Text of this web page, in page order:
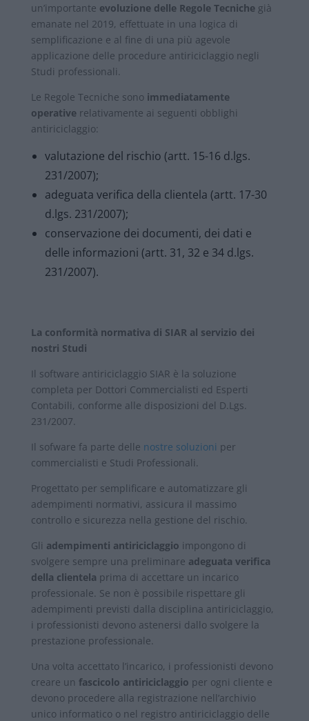
un’importante evoluzione delle Regole Tecnichegià
emanate nel 2019, effettuate in una logica di
semplificazione e al fine di una più agevole
applicazione delle procedure antiriciclaggio negli
Studi professionali.
Le Regole Tecniche sono immediatamente
operativerelativamente ai seguenti obblighi
antiriciclaggio:
valutazione del rischio (artt. 15-16 d.lgs.
231/2007);
adeguata verifica della clientela (artt. 17-30
d.lgs. 231/2007);
conservazione dei documenti, dei dati e
delle informazioni (artt. 31, 32 e 34 d.lgs.
231/2007).
La conformità normativa di SIAR al servizio dei
nostri Studi
Il software antiriciclaggio SIAR è la soluzione
completa per Dottori Commercialisti ed Esperti
Contabili, conforme alle disposizioni del D.Lgs.
231/2007.
Il sofware fa parte delle nostre soluzioni per
commercialisti e Studi Professionali.
Progettato per semplificare e automatizzare gli
adempimenti normativi, assicura il massimo
controllo e sicurezza nella gestione del rischio.
Gli adempimenti antiriciclaggio impongono di
svolgere sempre una preliminare adeguata verifica
della clientela prima di accettare un incarico
professionale. Se non è possibile rispettare gli
adempimenti previsti dalla disciplina antiriciclaggio,
i professionisti devono astenersi dallo svolgere la
prestazione professionale.
Una volta accettato l’incarico, i professionisti devono
creare un fascicolo antiriciclaggio per ogni cliente e
devono procedere alla registrazione nell’archivio
unico informatico o nel registro antiriciclaggio delle